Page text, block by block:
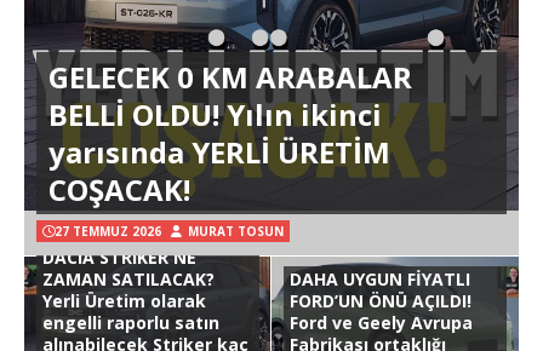
GELECEK 0 KM ARABALAR
BELLİ OLDU! Yılın ikinci
yarısında YERLİ ÜRETİM
COŞACAK!
27 TEMMUZ 2026 MURAT TOSUN
DACIA STRIKER NE
ZAMAN SATILACAK?
Yerli Üretim olarak
engelli raporlu satın
alınabilecek Striker kaç
DAHA UYGUN FİYATLI
FORD’UN ÖNÜ AÇILDI!
Ford ve Geely Avrupa
Fabrikası ortaklığı